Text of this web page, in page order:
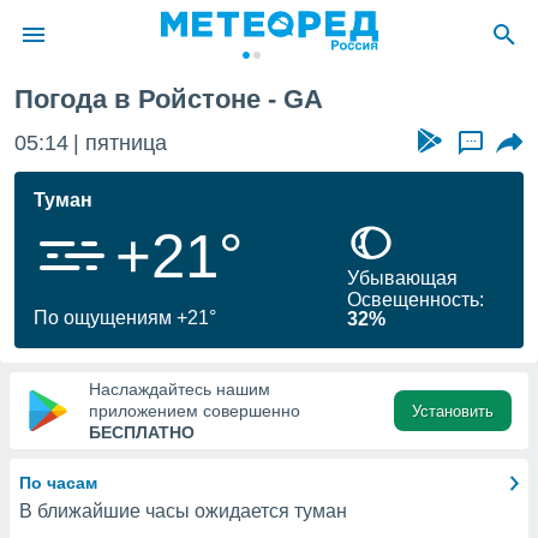
о
Вы можете
к этому
доступ
Погода в Ройстоне - GA
05:14 пятница ...
Туман
+21°
По ощущениям +21°
Убывающая
Освещенность:
32%
Наслаждайтесь нашим
приложением совершенно
БЕСПЛАТНО
Установить
По часам
В ближайшие часы ожидается туман